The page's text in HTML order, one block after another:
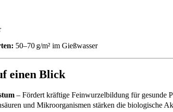
50–70 g/m² im Gießwasser
einen Blick
– Fördert kräftige Feinwurzelbildung für gesunde
und Mikroorganismen stärken die biologische